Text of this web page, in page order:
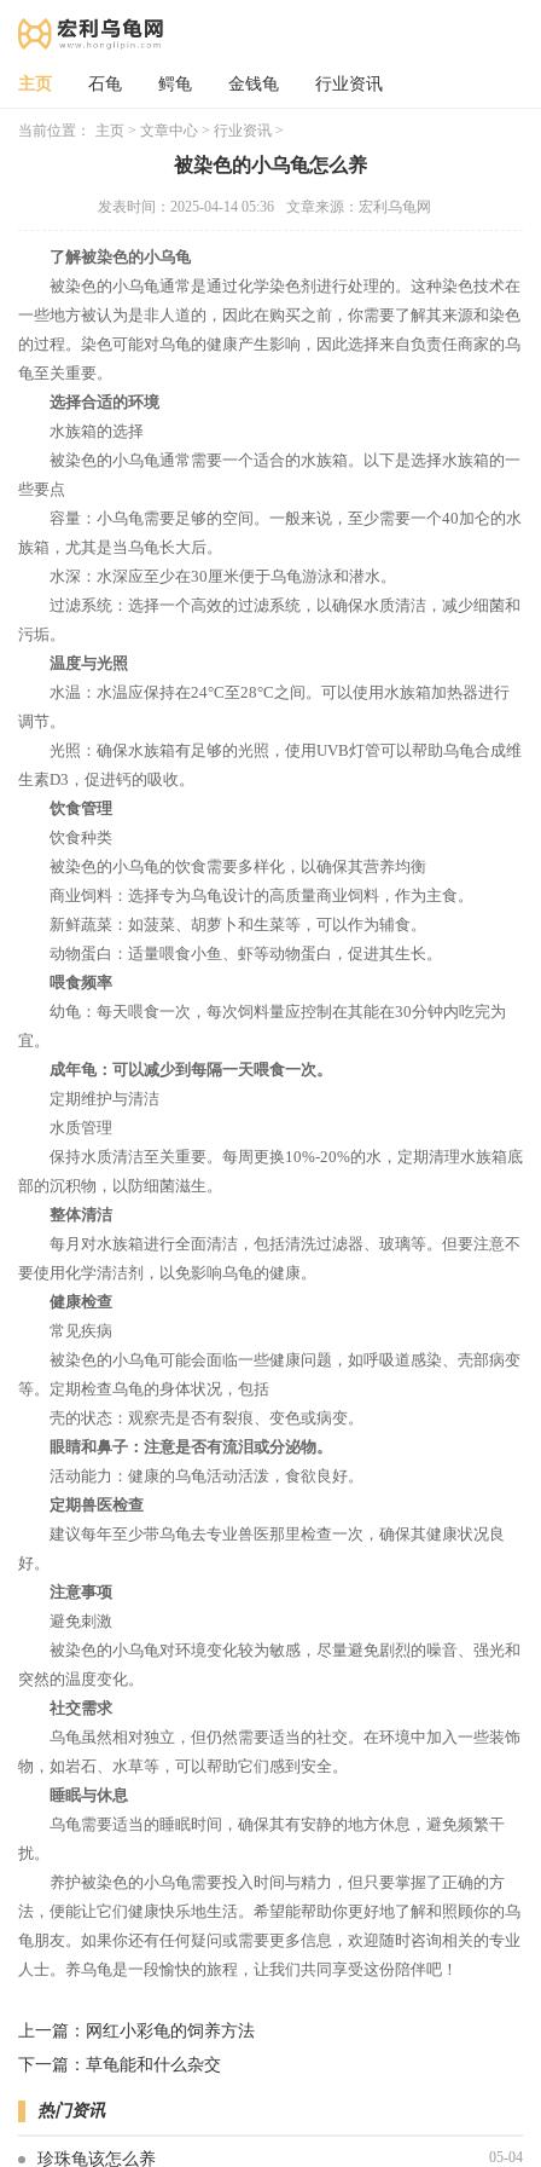
主页 石龟 鳄龟 金钱龟 行业资讯
当前位置： 主页 > 文章中心 > 行业资讯 >
被染色的小乌龟怎么养
发表时间：2025-04-14 05:36 文章来源：宏利乌龟网
了解被染色的小乌龟
被染色的小乌龟通常是通过化学染色剂进行处理的。这种染色技术在
一些地方被认为是非人道的，因此在购买之前，你需要了解其来源和染色
的过程。染色可能对乌龟的健康产生影响，因此选择来自负责任商家的乌
龟至关重要。
选择合适的环境
水族箱的选择
被染色的小乌龟通常需要一个适合的水族箱。以下是选择水族箱的一
些要点
容量：小乌龟需要足够的空间。一般来说，至少需要一个40加仑的水
族箱，尤其是当乌龟长大后。
水深：水深应至少在30厘米便于乌龟游泳和潜水。
过滤系统：选择一个高效的过滤系统，以确保水质清洁，减少细菌和
污垢。
温度与光照
水温：水温应保持在24°C至28°C之间。可以使用水族箱加热器进行
调节。
光照：确保水族箱有足够的光照，使用UVB灯管可以帮助乌龟合成维
生素D3，促进钙的吸收。
饮食管理
饮食种类
被染色的小乌龟的饮食需要多样化，以确保其营养均衡
商业饲料：选择专为乌龟设计的高质量商业饲料，作为主食。
新鲜蔬菜：如菠菜、胡萝卜和生菜等，可以作为辅食。
动物蛋白：适量喂食小鱼、虾等动物蛋白，促进其生长。
喂食频率
幼龟：每天喂食一次，每次饲料量应控制在其能在30分钟内吃完为
宜。
成年龟：可以减少到每隔一天喂食一次。
定期维护与清洁
水质管理
保持水质清洁至关重要。每周更换10%-20%的水，定期清理水族箱底
部的沉积物，以防细菌滋生。
整体清洁
每月对水族箱进行全面清洁，包括清洗过滤器、玻璃等。但要注意不
要使用化学清洁剂，以免影响乌龟的健康。
健康检查
常见疾病
被染色的小乌龟可能会面临一些健康问题，如呼吸道感染、壳部病变
等。定期检查乌龟的身体状况，包括
壳的状态：观察壳是否有裂痕、变色或病变。
眼睛和鼻子：注意是否有流泪或分泌物。
活动能力：健康的乌龟活动活泼，食欲良好。
定期兽医检查
建议每年至少带乌龟去专业兽医那里检查一次，确保其健康状况良
好。
注意事项
避免刺激
被染色的小乌龟对环境变化较为敏感，尽量避免剧烈的噪音、强光和
突然的温度变化。
社交需求
乌龟虽然相对独立，但仍然需要适当的社交。在环境中加入一些装饰
物，如岩石、水草等，可以帮助它们感到安全。
睡眠与休息
乌龟需要适当的睡眠时间，确保其有安静的地方休息，避免频繁干
扰。
养护被染色的小乌龟需要投入时间与精力，但只要掌握了正确的方
法，便能让它们健康快乐地生活。希望能帮助你更好地了解和照顾你的乌
龟朋友。如果你还有任何疑问或需要更多信息，欢迎随时咨询相关的专业
人士。养乌龟是一段愉快的旅程，让我们共同享受这份陪伴吧！
上一篇： 网红小彩龟的饲养方法
下一篇： 草龟能和什么杂交
热门资讯
珍珠龟该怎么养 05-04